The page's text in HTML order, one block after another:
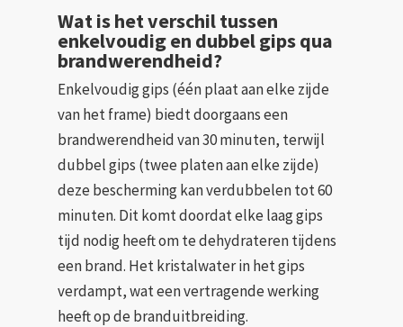
Wat is het verschil tussen
enkelvoudig en dubbel gips qua
brandwerendheid?
Enkelvoudig gips (één plaat aan elke zijde
van het frame) biedt doorgaans een
brandwerendheid van 30 minuten, terwijl
dubbel gips (twee platen aan elke zijde)
deze bescherming kan verdubbelen tot 60
minuten. Dit komt doordat elke laag gips
tijd nodig heeft om te dehydrateren tijdens
een brand. Het kristalwater in het gips
verdampt, wat een vertragende werking
heeft op de branduitbreiding.